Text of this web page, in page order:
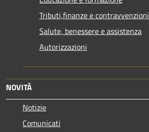
Tributi,finanze e contravvenzioni
Salute, benessere e assistenza
Autorizzazioni
NOVITÀ
Notizie
Comunicati